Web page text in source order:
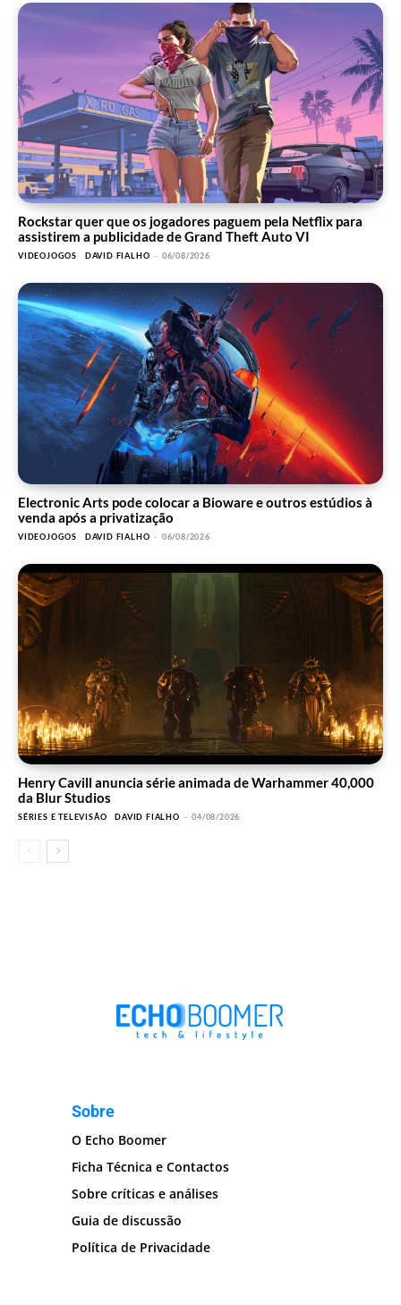
Rockstar quer que os jogadores paguem pela Netflix para
assistirem a publicidade de Grand Theft Auto VI
VIDEOJOGOS DAVID FIALHO - 06/08/2026
Electronic Arts pode colocar a Bioware e outros estúdios à
venda após a privatização
VIDEOJOGOS DAVID FIALHO - 06/08/2026
Henry Cavill anuncia série animada de Warhammer 40,000
da Blur Studios
SÉRIES E TELEVISÃO DAVID FIALHO - 04/08/2026
Sobre
O Echo Boomer
Ficha Técnica e Contactos
Sobre críticas e análises
Guia de discussão
Política de Privacidade